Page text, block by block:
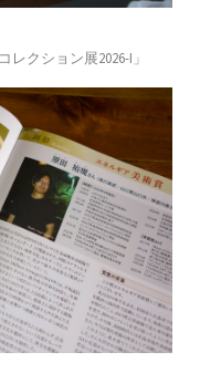
クション展2026-I」